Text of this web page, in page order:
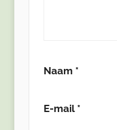
Naam *
E-mail *